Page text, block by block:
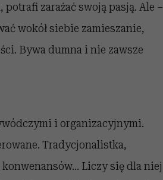
zarażać swoją pasją. Ale –
wokół siebie zamieszanie,
Bywa dumna i nie zawsze
i organizacyjnymi.
Tradycjonalistka,
Liczy się dla niej